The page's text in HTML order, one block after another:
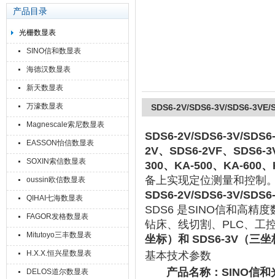
产品目录
光栅数显表
SINO信和数显表
海德汉数显表
新天数显表
万濠数显表
Magnescale索尼数显表
EASSON怡信数显表
SOXIN索信数显表
oussin欧信数显表
QIHAI七海数显表
FAGOR发格数显表
Mitutoyo三丰数显表
H.X.X.恒兴星数显表
DELOS道尔数显表
SDS6-2V/SDS6-3V/SDS6-3VE/
SDS6-2V/SDS6-3V/
2V、SDS6-2VF、SDS6-
300、KA-500、KA-600
备上实现定位测量和控制
SDS6-2V/SDS6-3V/
SDS6 是SINO信和高精
钻床、线切割、PLC、工
坐标）和 ‌ SDS6-3V （三
基本技术参数
产品名称：SINO信和